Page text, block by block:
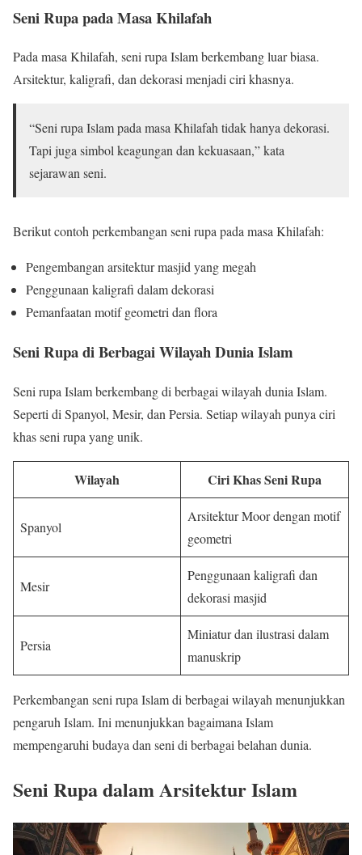
Seni Rupa pada Masa Khilafah
Pada masa Khilafah, seni rupa Islam berkembang luar biasa.
Arsitektur, kaligrafi, dan dekorasi menjadi ciri khasnya.
“Seni rupa Islam pada masa Khilafah tidak hanya dekorasi.
Tapi juga simbol keagungan dan kekuasaan,” kata
sejarawan seni.
Berikut contoh perkembangan seni rupa pada masa Khilafah:
Pengembangan arsitektur masjid yang megah
Penggunaan kaligrafi dalam dekorasi
Pemanfaatan motif geometri dan flora
Seni Rupa di Berbagai Wilayah Dunia Islam
Seni rupa Islam berkembang di berbagai wilayah dunia Islam.
Seperti di Spanyol, Mesir, dan Persia. Setiap wilayah punya ciri
khas seni rupa yang unik.
Wilayah Ciri Khas Seni Rupa
Spanyol
Arsitektur Moor dengan motif
geometri
Mesir
Penggunaan kaligrafi dan
dekorasi masjid
Persia
Miniatur dan ilustrasi dalam
manuskrip
Perkembangan seni rupa Islam di berbagai wilayah menunjukkan
pengaruh Islam. Ini menunjukkan bagaimana Islam
mempengaruhi budaya dan seni di berbagai belahan dunia.
Seni Rupa dalam Arsitektur Islam